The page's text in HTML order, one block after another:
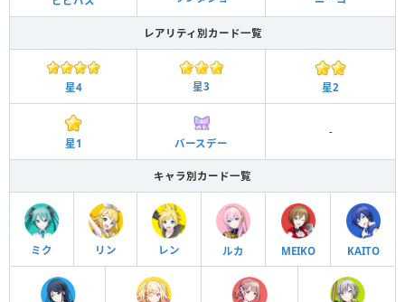
レアリティ別カード一覧
星4 星3 星2
星1 バースデー
-
キャラ別カード一覧
ミク リン レン ルカ MEIKO KAITO